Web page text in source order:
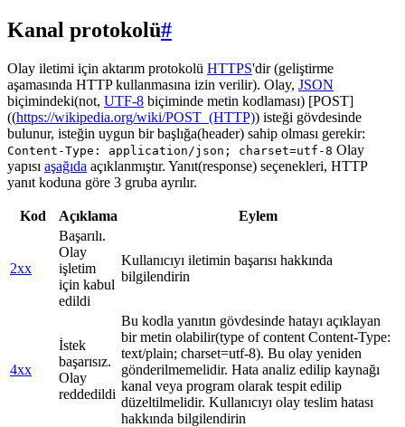
Kanal protokolü#
Olay iletimi için aktarım protokolü HTTPS'dir (geliştirme
aşamasında HTTP kullanmasına izin verilir). Olay, JSON
biçimindeki(not, UTF-8 biçiminde metin kodlaması) [POST]
((https://wikipedia.org/wiki/POST_(HTTP)) isteği gövdesinde
bulunur, isteğin uygun bir başlığa(header) sahip olması gerekir:
Content-Type: application/json; charset=utf-8 Olay
yapısı aşağıda açıklanmıştır. Yanıt(response) seçenekleri, HTTP
yanıt koduna göre 3 gruba ayrılır.
Kod Açıklama Eylem
2xx
Başarılı.
Olay
işletim
için kabul
edildi
Kullanıcıyı iletimin başarısı hakkında
bilgilendirin
4xx
İstek
başarısız.
Olay
reddedildi
Bu kodla yanıtın gövdesinde hatayı açıklayan
bir metin olabilir(type of content Content-Type:
text/plain; charset=utf-8). Bu olay yeniden
gönderilmemelidir. Hata analiz edilip kaynağı
kanal veya program olarak tespit edilip
düzeltilmelidir. Kullanıcıyı olay teslim hatası
hakkında bilgilendirin